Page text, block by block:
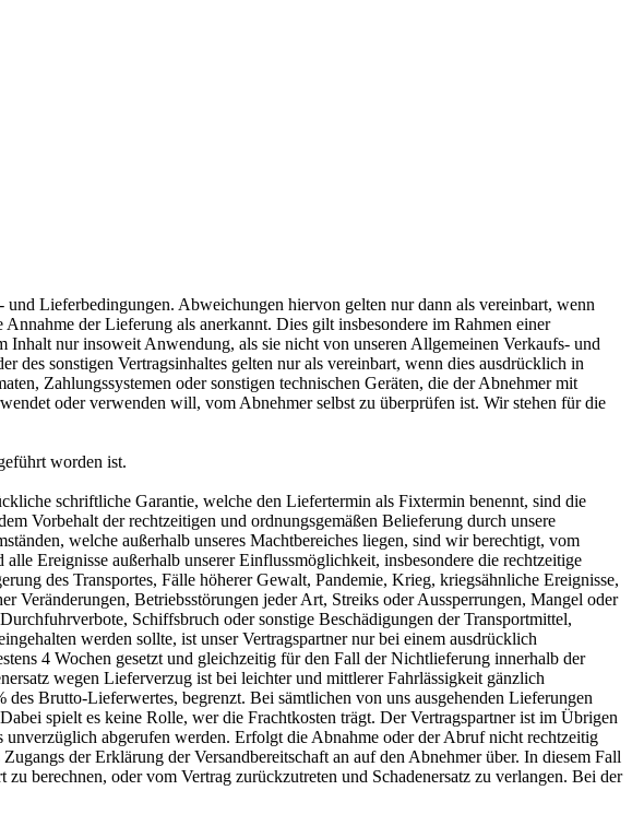
Lieferbedingungen. Abweichungen hiervon gelten nur dann als vereinbart, wenn
der Lieferung als anerkannt. Dies gilt insbesondere im Rahmen einer
Inhalt nur insoweit Anwendung, als sie nicht von unseren Allgemeinen Verkaufs- und
sonstigen Vertragsinhaltes gelten nur als vereinbart, wenn dies ausdrücklich in
Zahlungssystemen oder sonstigen technischen Geräten, die der Abnehmer mit
oder verwenden will, vom Abnehmer selbst zu überprüfen ist. Wir stehen für die
worden ist.
schriftliche Garantie, welche den Liefertermin als Fixtermin benennt, sind die
Vorbehalt der rechtzeitigen und ordnungsgemäßen Belieferung durch unsere
welche außerhalb unseres Machtbereiches liegen, sind wir berechtigt, vom
Ereignisse außerhalb unserer Einflussmöglichkeit, insbesondere die rechtzeitige
des Transportes, Fälle höherer Gewalt, Pandemie, Krieg, kriegsähnliche Ereignisse,
Betriebsstörungen jeder Art, Streiks oder Aussperrungen, Mangel oder
Schiffsbruch oder sonstige Beschädigungen der Transportmittel,
werden sollte, ist unser Vertragspartner nur bei einem ausdrücklich
4 Wochen gesetzt und gleichzeitig für den Fall der Nichtlieferung innerhalb der
wegen Lieferverzug ist bei leichter und mittlerer Fahrlässigkeit gänzlich
Brutto-Lieferwertes, begrenzt. Bei sämtlichen von uns ausgehenden Lieferungen
spielt es keine Rolle, wer die Frachtkosten trägt. Der Vertragspartner ist im Übrigen
abgerufen werden. Erfolgt die Abnahme oder der Abruf nicht rechtzeitig
der Erklärung der Versandbereitschaft an auf den Abnehmer über. In diesem Fall
berechnen, oder vom Vertrag zurückzutreten und Schadenersatz zu verlangen. Bei der